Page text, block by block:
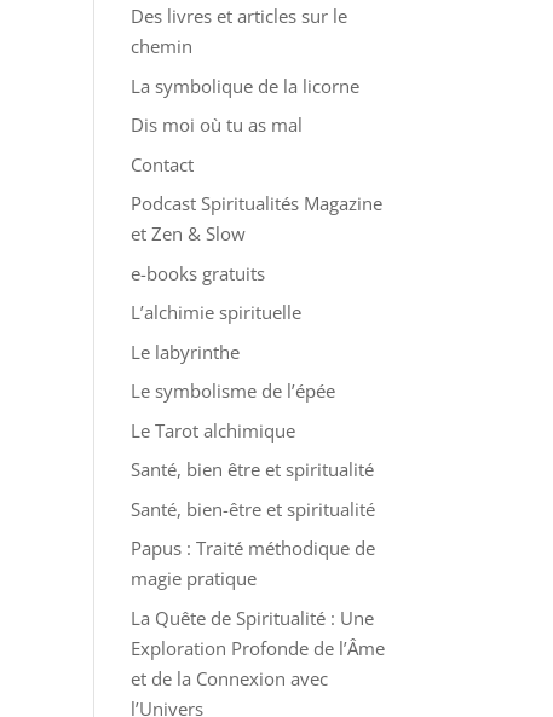
Des livres et articles sur le
chemin
La symbolique de la licorne
Dis moi où tu as mal
Contact
Podcast Spiritualités Magazine
et Zen & Slow
e-books gratuits
L’alchimie spirituelle
Le labyrinthe
Le symbolisme de l’épée
Le Tarot alchimique
Santé, bien être et spiritualité
Santé, bien-être et spiritualité
Papus : Traité méthodique de
magie pratique
La Quête de Spiritualité : Une
Exploration Profonde de l’Âme
et de la Connexion avec
l’Univers